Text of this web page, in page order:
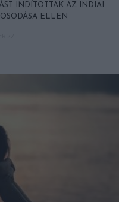
INDÍTOTTAK AZ INDIAI
ELLEN